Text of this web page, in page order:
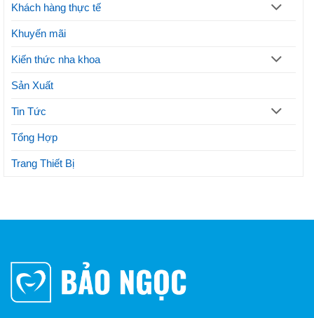
Khách hàng thực tế
Khuyến mãi
Kiến thức nha khoa
Sản Xuất
Tin Tức
Tổng Hợp
Trang Thiết Bị